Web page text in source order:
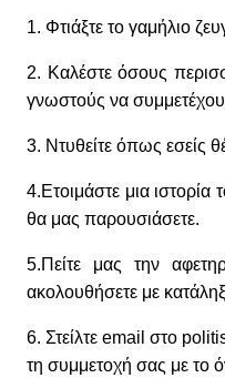
1. Φτιάξτε το γαμήλιο
2. Καλέστε όσους
γνωστούς να
3. Ντυθείτε όπως εσείς
4.Ετοιμάστε μια
θα μας παρουσιάσετε.
5.Πείτε μας την
ακολουθήσετε με
6. Στείλτε email στο
τη συμμετοχή σας με το